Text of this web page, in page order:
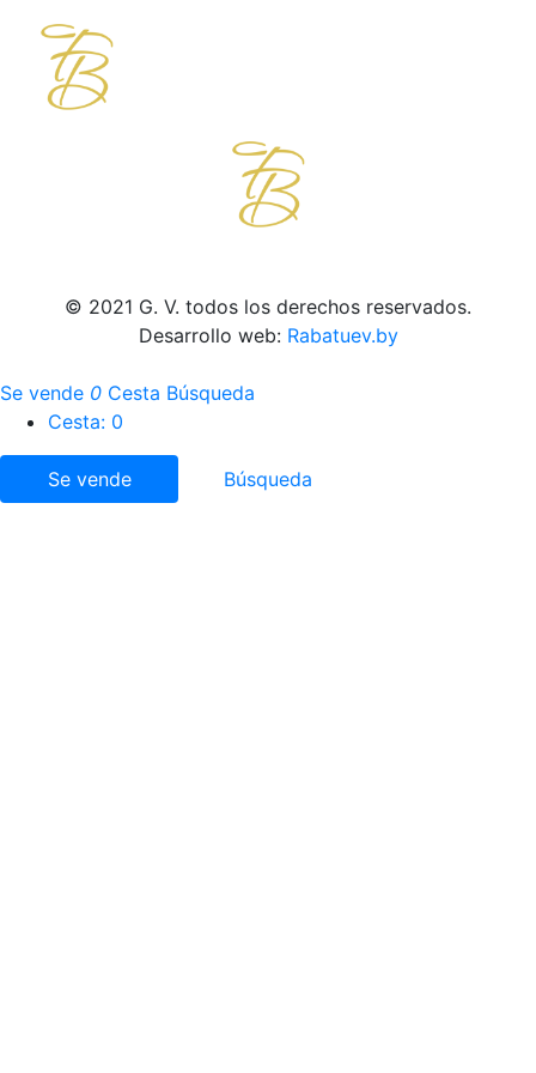
© 2021 G. V. todos los derechos reservados.
Desarrollo web: Rabatuev.by
Se vende 0 Cesta Búsqueda
Cesta: 0
Se vende Búsqueda